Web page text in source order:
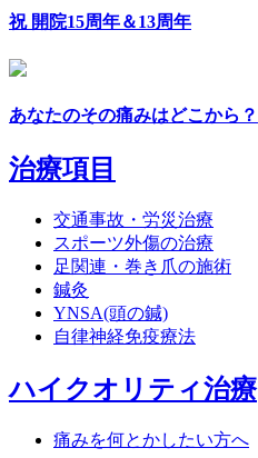
祝 開院15周年＆13周年
あなたのその痛みはどこから？
治療項目
交通事故・労災治療
スポーツ外傷の治療
足関連・巻き爪の施術
鍼灸
YNSA(頭の鍼)
自律神経免疫療法
ハイクオリティ治療
痛みを何とかしたい方へ